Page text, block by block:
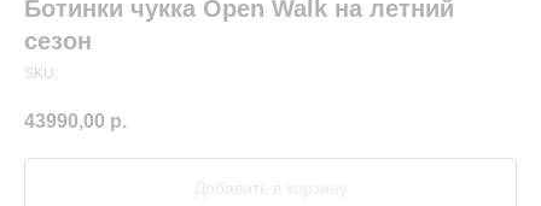
Ботинки чукка Open Walk на летний
сезон
SKU:
43990,00 р.
Добавить в корзину